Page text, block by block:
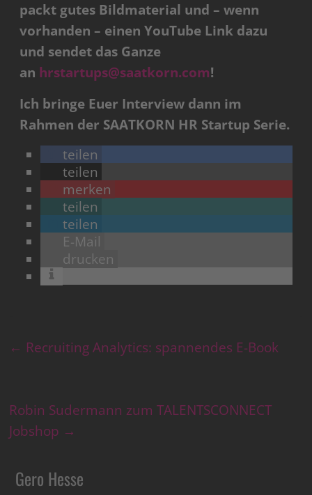
packt gutes Bildmaterial und – wenn
vorhanden – einen YouTube Link dazu
und sendet das Ganze
an hrstartups@saatkorn.com!
Ich bringe Euer Interview dann im
Rahmen der SAATKORN HR Startup Serie.
teilen
teilen
merken
teilen
teilen
E-Mail
drucken
← Recruiting Analytics: spannendes E-Book
Robin Sudermann zum TALENTSCONNECT
Jobshop →
Gero Hesse